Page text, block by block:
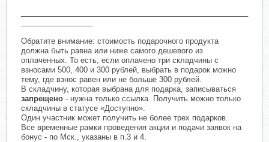
Обратите внимание: стоимость подарочного продукта
должна быть равна или ниже самого дешевого из
оплаченных. То есть, если оплачено три складчины с
взносами 500, 400 и 300 рублей, выбрать в подарок можно
тему, где взнос равен или не больше 300 рублей.
В складчину, которая выбрана для подарка, записываться
запрещено - нужна только ссылка. Получить можно только
складчины в статусе «Доступно».
Один участник может получить не более трех подарков.
Все временные рамки проведения акции и подачи заявок на
бонус - по Мск., указаны в п.3 и 4.